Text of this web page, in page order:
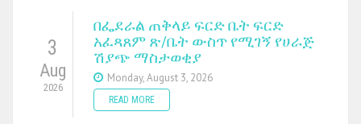
3
Aug
2026
በፌደራል ጠቅላይ ፍርድ ቤት ፍርድ
አፈጻጸም ጽ/ቤት ውስጥ የሚገኝ የሀራጅ
ሽያጭ ማስታወቂያ
Monday, August 3, 2026
READ MORE